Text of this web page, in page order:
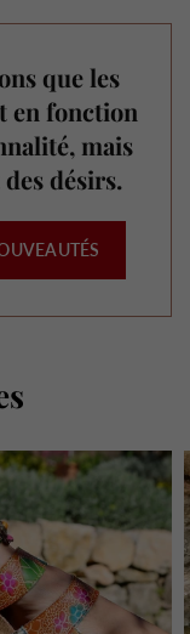
que les
en fonction
mais
désirs.